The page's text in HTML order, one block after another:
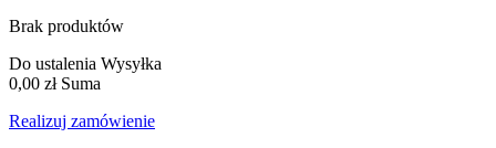
Brak produktów
Do ustalenia Wysyłka
0,00 zł Suma
Realizuj zamówienie